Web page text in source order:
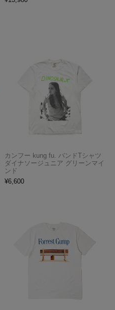
カンフー kung fu. バンドTシャツ
ダイナソージュニア グリーンマイ
ンド
¥6,600